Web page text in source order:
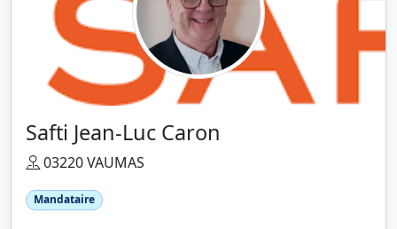
Safti Jean-Luc Caron
03220 VAUMAS
Mandataire